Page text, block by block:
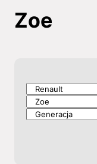
Zoe